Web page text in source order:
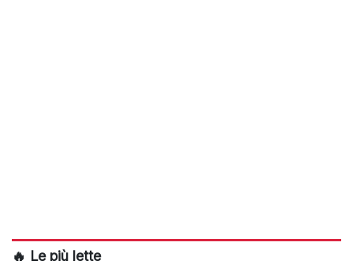
🔥 Le più lette